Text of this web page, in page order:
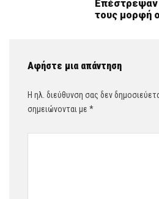
Επέστρεψαν
τους μορφή
Αφήστε μια απάντηση
Η ηλ. διεύθυνση σας δεν
σημειώνονται με *